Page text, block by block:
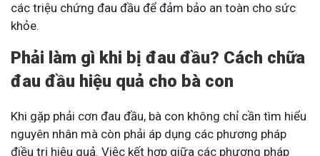
các triệu chứng đau đầu để đảm bảo an toàn cho sức
khỏe.
Phải làm gì khi bị đau đầu? Cách chữa
đau đầu hiệu quả cho bà con
Khi gặp phải cơn đau đầu, bà con không chỉ cần tìm hiểu
nguyên nhân mà còn phải áp dụng các phương pháp
điều trị hiệu quả. Việc kết hợp giữa các phương pháp